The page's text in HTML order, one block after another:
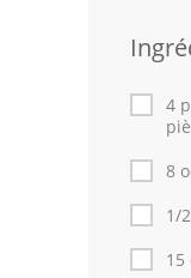
Leçons
Fêtes
Chefs
Thèmes
4
8
1/